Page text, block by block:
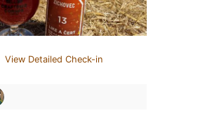
View Detailed Check-in